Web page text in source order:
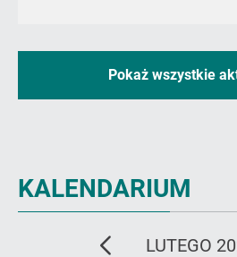
Przegląd
Zespołów
Pokaż wszystkie
KALENDARIUM
poprzedni
LUTEGO